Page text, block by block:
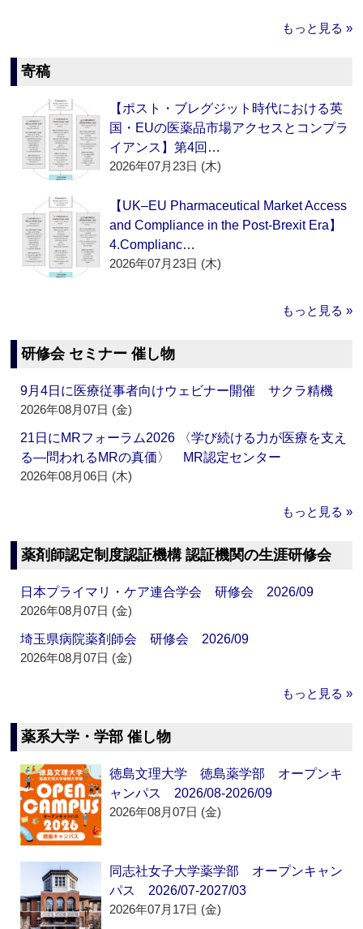
もっと見る »
寄稿
【ポスト・ブレグジット時代における英
国・EUの医薬品市場アクセスとコンプラ
イアンス】第4回…
2026年07月23日 (木)
【UK–EU Pharmaceutical Market Access
and Compliance in the Post-Brexit Era】
4.Complianc…
2026年07月23日 (木)
もっと見る »
研修会 セミナー 催し物
9月4日に医療従事者向けウェビナー開催 サクラ精機
2026年08月07日 (金)
21日にMRフォーラム2026 〈学び続ける力が医療を支え
る―問われるMRの真価〉 MR認定センター
2026年08月06日 (木)
もっと見る »
薬剤師認定制度認証機構 認証機関の生涯研修会
日本プライマリ・ケア連合学会 研修会 2026/09
2026年08月07日 (金)
埼玉県病院薬剤師会 研修会 2026/09
2026年08月07日 (金)
もっと見る »
薬系大学・学部 催し物
徳島文理大学 徳島薬学部 オープンキ
ャンパス 2026/08-2026/09
2026年08月07日 (金)
同志社女子大学薬学部 オープンキャン
パス 2026/07-2027/03
2026年07月17日 (金)